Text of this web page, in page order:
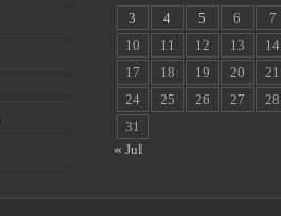
3
4 5 6 7
10
11 12 13 14
17
18 19 20 21
24
25 26 27 28
31
« Jul